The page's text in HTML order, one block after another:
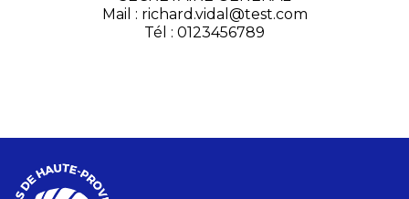
Mail : richard.vidal@test.com
Tél : 0123456789